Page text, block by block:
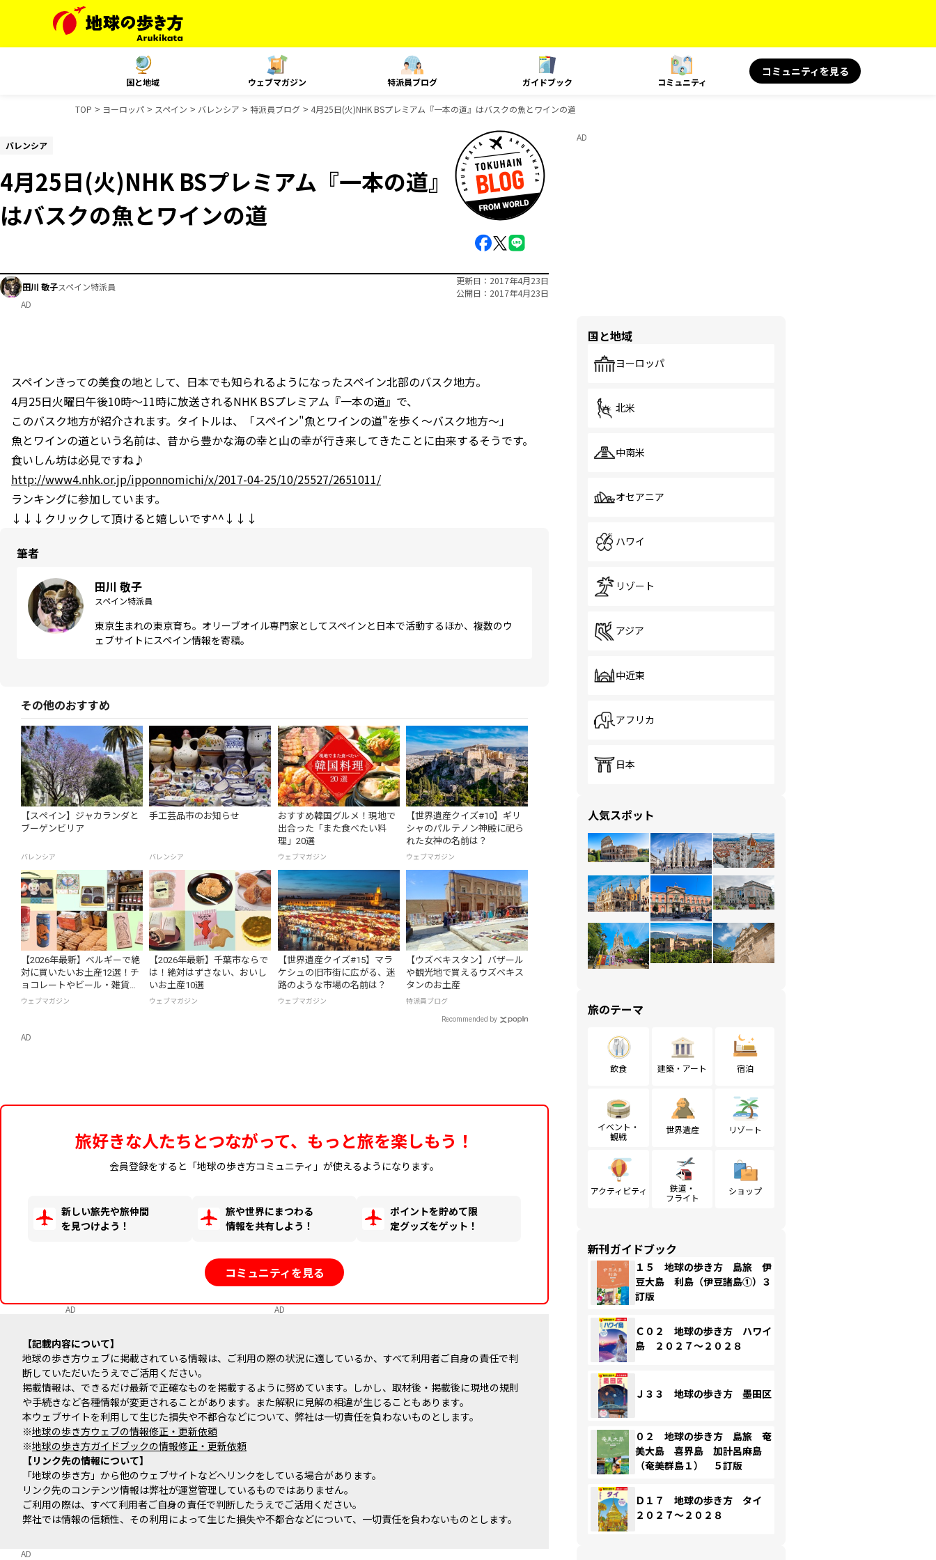
国と地域 ウェブマガジン 特派員ブログ ガイドブック コミュニティ
コミュニティを見る
TOP ヨーロッパ スペイン バレンシア 特派員ブログ 4月25日(火)NHK BSプレミアム『一本の道』はバスクの魚とワインの道
バレンシア
4月25日(火)NHK BSプレミアム『一本の道』
はバスクの魚とワインの道
田川 敬子スペイン特派員
更新日
2017年4月23日
公開日
2017年4月23日
AD
スペインきっての美食の地として、日本でも知られるようになったスペイン北部のバスク地方。
4月25日火曜日午後10時～11時に放送されるNHK BSプレミアム『一本の道』で、
このバスク地方が紹介されます。タイトルは、「スペイン"魚とワインの道"を歩く～バスク地方～」
魚とワインの道という名前は、昔から豊かな海の幸と山の幸が行き来してきたことに由来するそうです。
食いしん坊は必見ですね♪
http://www4.nhk.or.jp/ipponnomichi/x/2017-04-25/10/25527/2651011/
ランキングに参加しています。
↓↓↓クリックして頂けると嬉しいです^^↓↓↓
筆者
田川 敬子
スペイン特派員
東京生まれの東京育ち。オリーブオイル専門家としてスペインと日本で活動するほか、複数のウ
ェブサイトにスペイン情報を寄稿。
その他のおすすめ
【スペイン】ジャカランダと
ブーゲンビリア
バレンシア
手工芸品市のお知らせ
バレンシア
おすすめ韓国グルメ！現地で
出合った「また食べたい料
理」20選
ウェブマガジン
【世界遺産クイズ#10】ギリ
シャのパルテノン神殿に祀ら
れた女神の名前は？
ウェブマガジン
【2026年最新】ベルギーで絶
対に買いたいお土産12選！チ
ョコレートやビール・雑貨ま
で紹介
ウェブマガジン
【2026年最新】千葉市ならで
は！絶対はずさない、おいし
いお土産10選
ウェブマガジン
【世界遺産クイズ#15】マラ
ケシュの旧市街に広がる、迷
路のような市場の名前は？
ウェブマガジン
【ウズベキスタン】バザール
や観光地で買えるウズベキス
タンのお土産
特派員ブログ
Recommended by
AD
旅好きな人たちとつながって、もっと旅を楽しもう！
会員登録をすると「地球の歩き方コミュニティ」が使えるようになります。
新しい旅先や旅仲間
を見つけよう！
旅や世界にまつわる
情報を共有しよう！
ポイントを貯めて限
定グッズをゲット！
コミュニティを見る
AD AD
記載内容について
地球の歩き方ウェブに掲載されている情報は、ご利用の際の状況に適しているか、すべて利用者ご自身の責任で判
断していただいたうえでご活用ください。
掲載情報は、できるだけ最新で正確なものを掲載するように努めています。しかし、取材後・掲載後に現地の規則
や手続きなど各種情報が変更されることがあります。また解釈に見解の相違が生じることもあります。
本ウェブサイトを利用して生じた損失や不都合などについて、弊社は一切責任を負わないものとします。
※地球の歩き方ウェブの情報修正・更新依頼
※地球の歩き方ガイドブックの情報修正・更新依頼
リンク先の情報について
「地球の歩き方」から他のウェブサイトなどへリンクをしている場合があります。
リンク先のコンテンツ情報は弊社が運営管理しているものではありません。
ご利用の際は、すべて利用者ご自身の責任で判断したうえでご活用ください。
弊社では情報の信頼性、その利用によって生じた損失や不都合などについて、一切責任を負わないものとします。
AD
AD
国と地域
ヨーロッパ
北米
中南米
オセアニア
ハワイ
リゾート
アジア
中近東
アフリカ
日本
人気スポット
旅のテーマ
飲食 建築・アート 宿泊
イベント・
観戦
世界遺産 リゾート
アクティビティ
鉄道・
フライト
ショップ
新刊ガイドブック
１５ 地球の歩き方 島旅 伊
豆大島 利島（伊豆諸島①）３
訂版
Ｃ０２ 地球の歩き方 ハワイ
島 ２０２７～２０２８
Ｊ３３ 地球の歩き方 墨田区
０２ 地球の歩き方 島旅 奄
美大島 喜界島 加計呂麻島
（奄美群島１） ５訂版
Ｄ１７ 地球の歩き方 タイ
２０２７～２０２８